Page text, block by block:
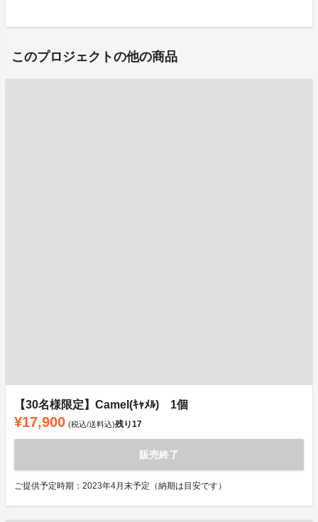
このプロジェクトの他の商品
【30名様限定】Camel(ｷｬﾒﾙ) 1個
¥17,900 (税込/送料込)残り17
販売終了
ご提供予定時期：2023年4月末予定（納期は目安です）